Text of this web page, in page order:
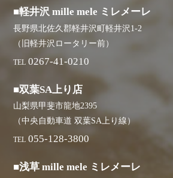
■軽井沢 mille mele ミレメーレ
長野県北佐久郡軽井沢町軽井沢1-2
（旧軽井沢ロータリー前）
TEL 0267-41-0210
■双葉SA上り店
山梨県甲斐市龍地2395
（中央自動車道 双葉SA上り線）
TEL 055-128-3800
■浅草 mille mele ミレメーレ